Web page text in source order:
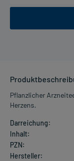
Pflanzlicher
Herzens.
Darreichung:
Inhalt:
PZN:
Hersteller: